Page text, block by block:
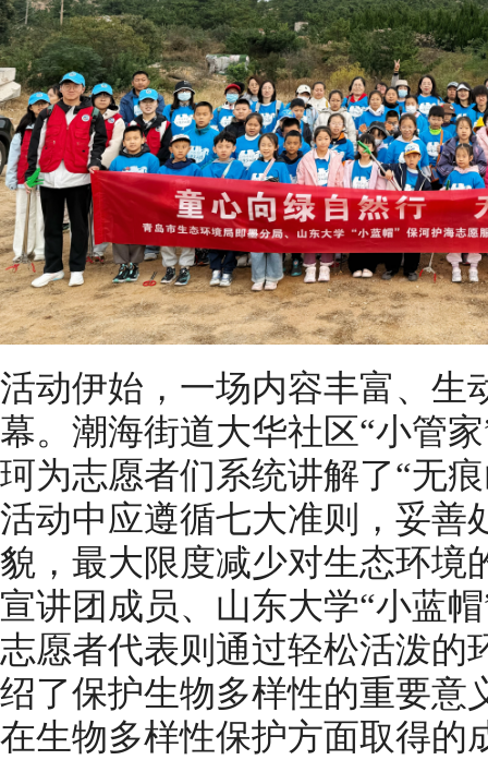
活动伊始，一场内容丰富、生
幕。潮海街道大华社区“小管
珂为志愿者们系统讲解了“无
活动中应遵循七大准则，妥善
貌，最大限度减少对生态环境
宣讲团成员、山东大学“小蓝
志愿者代表则通过轻松活泼的
绍了保护生物多样性的重要意
在生物多样性保护方面取得的